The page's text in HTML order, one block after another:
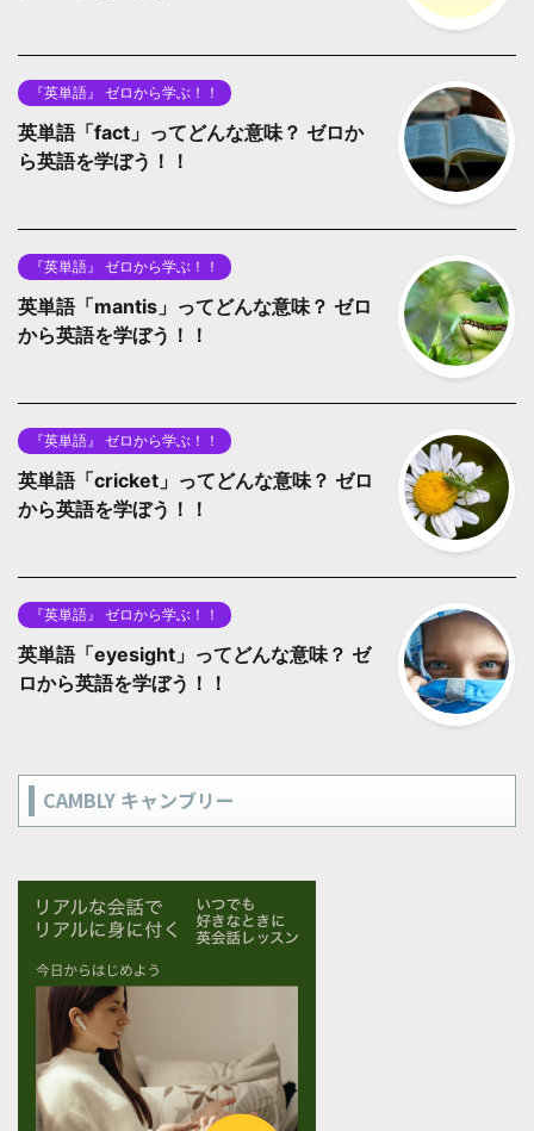
『英単語』 ゼロから学ぶ！！
英単語「fact」ってどんな意味？ ゼロか
ら英語を学ぼう！！
『英単語』 ゼロから学ぶ！！
英単語「mantis」ってどんな意味？ ゼロ
から英語を学ぼう！！
『英単語』 ゼロから学ぶ！！
英単語「cricket」ってどんな意味？ ゼロ
から英語を学ぼう！！
『英単語』 ゼロから学ぶ！！
英単語「eyesight」ってどんな意味？ ゼ
ロから英語を学ぼう！！
CAMBLY キャンブリー